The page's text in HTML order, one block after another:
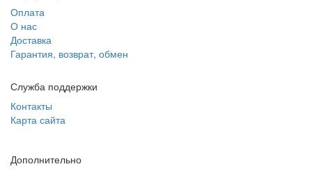
Оплата
О нас
Доставка
Гарантия, возврат, обмен
Служба поддержки
Контакты
Карта сайта
Дополнительно